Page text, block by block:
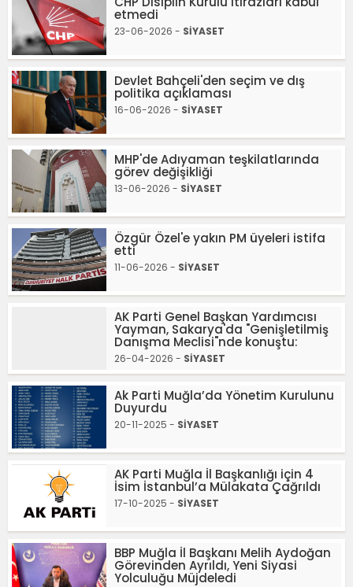
etmedi
23-06-2026 - SİYASET
Devlet Bahçeli'den seçim ve dış
politika açıklaması
16-06-2026 - SİYASET
MHP'de Adıyaman teşkilatlarında
görev değişikliği
13-06-2026 - SİYASET
Özgür Özel'e yakın PM üyeleri istifa
etti
11-06-2026 - SİYASET
AK Parti Genel Başkan Yardımcısı
Yayman, Sakarya'da "Genişletilmiş
Danışma Meclisi"nde konuştu:
26-04-2026 - SİYASET
Ak Parti Muğla’da Yönetim Kurulunu
Duyurdu
20-11-2025 - SİYASET
AK Parti Muğla İl Başkanlığı için 4
İsim İstanbul’a Mülakata Çağrıldı
17-10-2025 - SİYASET
BBP Muğla İl Başkanı Melih Aydoğan
Görevinden Ayrıldı, Yeni Siyasi
Yolculuğu Müjdeledi